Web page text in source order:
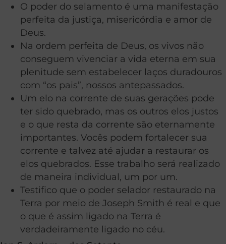
O poder do selamento é uma manifestação
perfeita da justiça, misericórdia e amor de
Deus.
Na ordem perfeita de Deus, os vivos não
conseguem vivenciar a vida eterna em sua
plenitude sem estabelecer laços duradouros
com “os pais”, nossos antepassados.
Um elo na corrente de suas gerações pode
ter sido quebrado, mas os outros elos justos
e o que resta da corrente são eternamente
importantes. Vocês podem fortalecer sua
corrente e talvez até ajudar a restaurar os
elos quebrados. Esse trabalho será realizado
de maneira individual, um por um.
Testifico que o poder selador restaurado na
Terra por meio de Joseph Smith é real e que
o que é assim ligado na Terra é
verdadeiramente ligado no céu.